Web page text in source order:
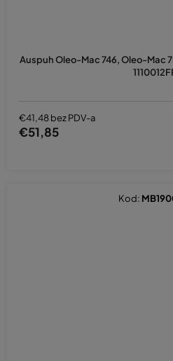
Auspuh Oleo-Mac 746, Oleo-Mac
€41,48 bez PDV-a
€51,85
Kod: